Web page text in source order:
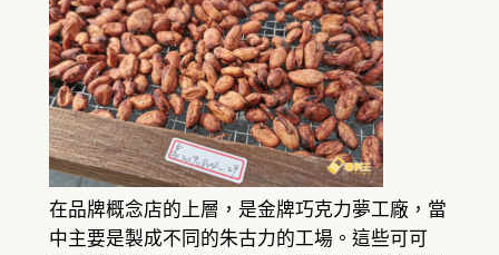
在品牌概念店的上層，是金牌巧克力夢工廠，當
中主要是製成不同的朱古力的工場。這些可可